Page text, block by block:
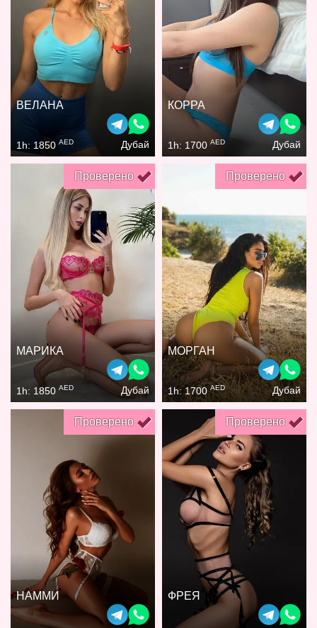
ВЕЛАНА
1h: 1850 AED Дубай
КОРРА
1h: 1700 AED Дубай
Проверено
МАРИКА
1h: 1850 AED Дубай
Проверено
МОРГАН
1h: 1700AED Дубай
Проверено
НАММИ
Проверено
ФРЕЯ